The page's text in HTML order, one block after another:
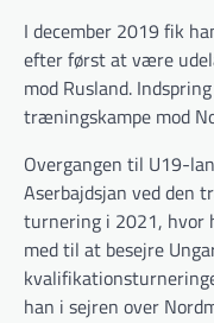
I december 2019 fik
efter først at være
mod Rusland.
træningskampe mod
Overgangen til U19-
Aserbajdsjan ved den
turnering i 2021, hvor
med til at besejre
han i sejren over